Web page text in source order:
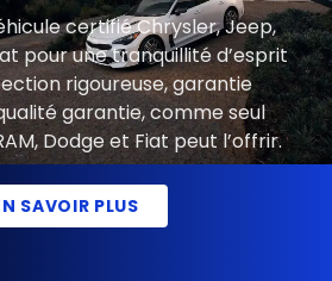
certifié Chrysler, Jeep,
pour une tranquillité d’esprit
rigoureuse, garantie
garantie, comme seul
Dodge et Fiat peut l’offrir.
SAVOIR PLUS